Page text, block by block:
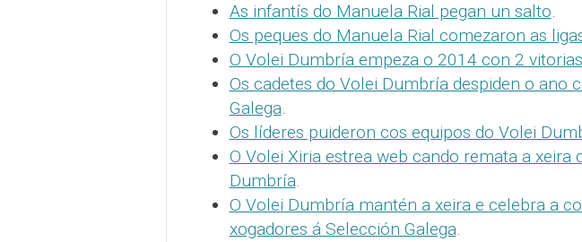
As infantís do Manuela Rial pegan un salto.
Os peques do Manuela Rial comezaron as
O Volei Dumbría empeza o 2014 con 2
Os cadetes do Volei Dumbría despiden o ano
Galega.
Os líderes puideron cos equipos do Volei
O Volei Xiria estrea web cando remata a xeira
Dumbría.
O Volei Dumbría mantén a xeira e celebra a
xogadores á Selección Galega.